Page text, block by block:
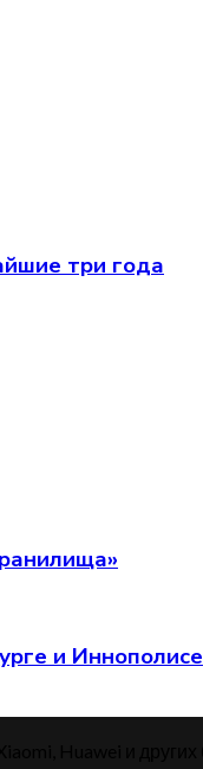
три года
и Иннополисе